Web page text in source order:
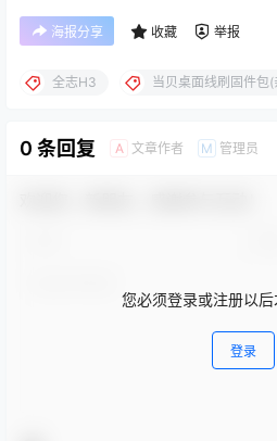
海报分享 收藏 举报
全志H3 当贝桌面线刷固件包(
0 条回复 A 文章作者 M 管理员
您必须登录或注册以
登录